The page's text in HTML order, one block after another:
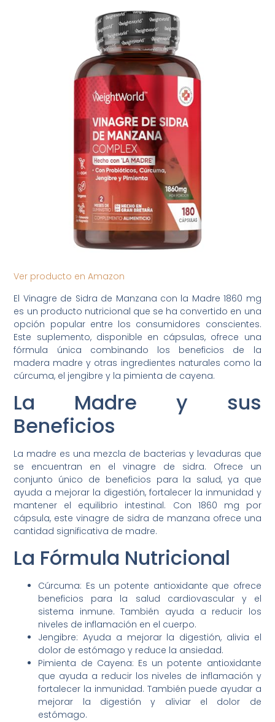
Ver producto en Amazon
El Vinagre de Sidra de Manzana con la Madre 1860 mg
es un producto nutricional que se ha convertido en una
opción popular entre los consumidores conscientes.
Este suplemento, disponible en cápsulas, ofrece una
fórmula única combinando los beneficios de la
madera madre y otras ingredientes naturales como la
cúrcuma, el jengibre y la pimienta de cayena.
La Madre y sus
Beneficios
La madre es una mezcla de bacterias y levaduras que
se encuentran en el vinagre de sidra. Ofrece un
conjunto único de beneficios para la salud, ya que
ayuda a mejorar la digestión, fortalecer la inmunidad y
mantener el equilibrio intestinal. Con 1860 mg por
cápsula, este vinagre de sidra de manzana ofrece una
cantidad significativa de madre.
La Fórmula Nutricional
Cúrcuma: Es un potente antioxidante que ofrece
beneficios para la salud cardiovascular y el
sistema inmune. También ayuda a reducir los
niveles de inflamación en el cuerpo.
Jengibre: Ayuda a mejorar la digestión, alivia el
dolor de estómago y reduce la ansiedad.
Pimienta de Cayena: Es un potente antioxidante
que ayuda a reducir los niveles de inflamación y
fortalecer la inmunidad. También puede ayudar a
mejorar la digestión y aliviar el dolor de
estómago.